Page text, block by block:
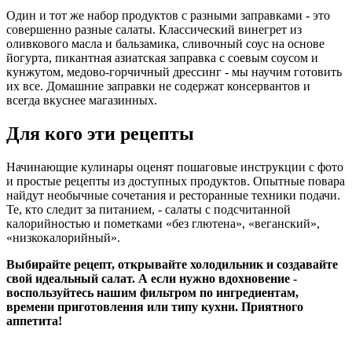
Один и тот же набор продуктов с разными заправками - это
совершенно разные салаты. Классический винегрет из
оливкового масла и бальзамика, сливочный соус на основе
йогурта, пикантная азиатская заправка с соевым соусом и
кунжутом, медово-горчичный дрессинг - мы научим готовить
их все. Домашние заправки не содержат консервантов и
всегда вкуснее магазинных.
Для кого эти рецепты
Начинающие кулинары оценят пошаговые инструкции с фото
и простые рецепты из доступных продуктов. Опытные повара
найдут необычные сочетания и ресторанные техники подачи.
Те, кто следит за питанием, - салаты с подсчитанной
калорийностью и пометками «без глютена», «веганский»,
«низкокалорийный».
Выбирайте рецепт, открывайте холодильник и создавайте
свой идеальный салат. А если нужно вдохновение -
воспользуйтесь нашим фильтром по ингредиентам,
времени приготовления или типу кухни. Приятного
аппетита!